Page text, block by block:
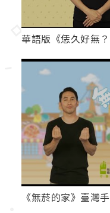
華語版《恁久好無
《無菸的家》臺灣